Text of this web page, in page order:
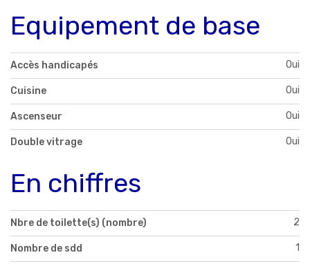
Equipement de base
Accès handicapés Oui
Cuisine Oui
Ascenseur Oui
Double vitrage Oui
En chiffres
Nbre de toilette(s) (nombre) 2
Nombre de sdd 1